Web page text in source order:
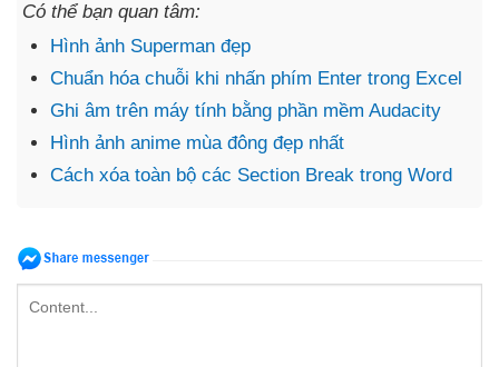
Có thể bạn quan tâm:
Hình ảnh Superman đẹp
Chuẩn hóa chuỗi khi nhấn phím Enter trong Excel
Ghi âm trên máy tính bằng phần mềm Audacity
Hình ảnh anime mùa đông đẹp nhất
Cách xóa toàn bộ các Section Break trong Word